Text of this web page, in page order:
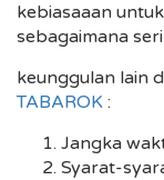
kebiasaaan
sebagaimana
keunggulan lain
TABAROK :
Jangka
Syarat-